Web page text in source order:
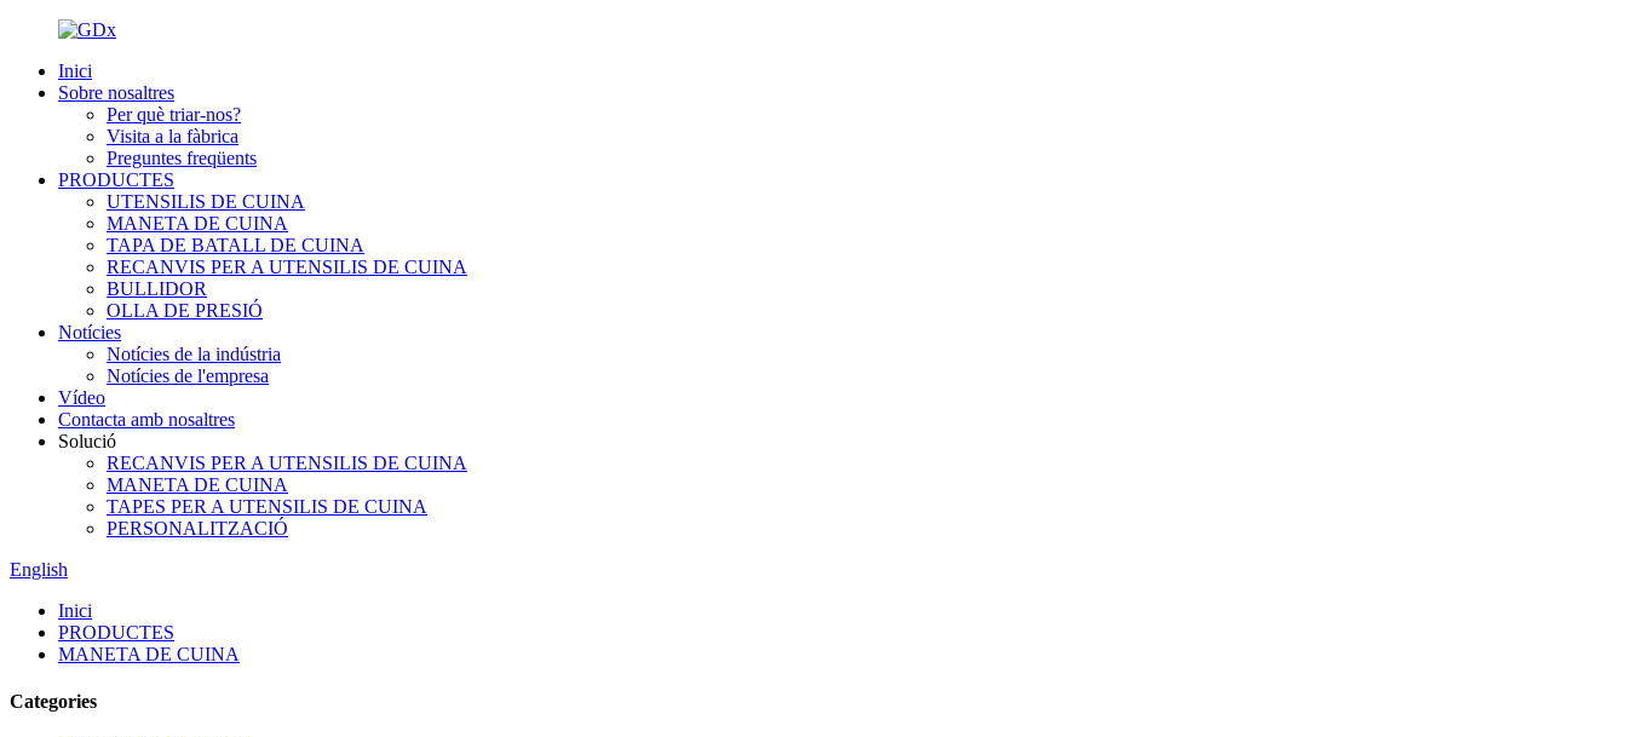
Inici
Sobre nosaltres
Per què triar-nos?
Visita a la fàbrica
Preguntes freqüents
PRODUCTES
UTENSILIS DE CUINA
MANETA DE CUINA
TAPA DE BATALL DE CUINA
RECANVIS PER A UTENSILIS DE CUINA
BULLIDOR
OLLA DE PRESIÓ
Notícies
Notícies de la indústria
Notícies de l'empresa
Vídeo
Contacta amb nosaltres
Solució
RECANVIS PER A UTENSILIS DE CUINA
MANETA DE CUINA
TAPES PER A UTENSILIS DE CUINA
PERSONALITZACIÓ
English
Inici
PRODUCTES
MANETA DE CUINA
Categories